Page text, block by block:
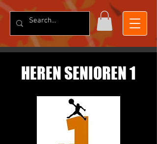
HEREN SENIOREN 1